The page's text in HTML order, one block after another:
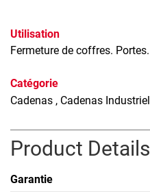
Utilisation
Fermeture de coffres. Portes.
Catégorie
Cadenas , Cadenas Industriel
Product Details
Garantie